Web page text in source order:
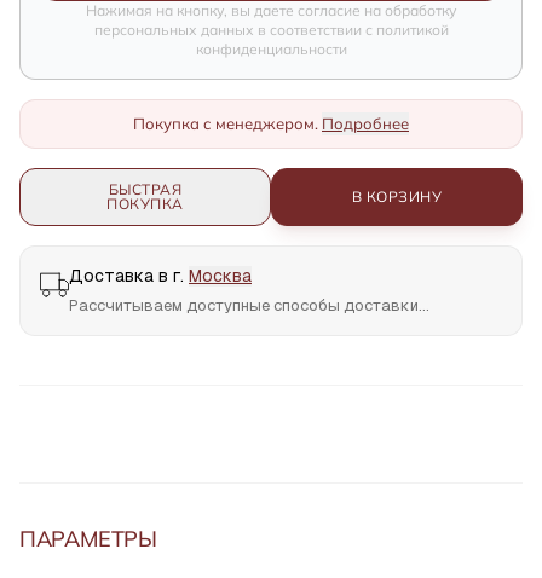
Нажимая на кнопку, вы даете согласие на обработку
персональных данных в соответствии с политикой
конфиденциальности
Покупка с менеджером. Подробнее
БЫСТРАЯ
ПОКУПКА
В КОРЗИНУ
Доставка в г. Москва
Рассчитываем доступные способы доставки...
ПАРАМЕТРЫ